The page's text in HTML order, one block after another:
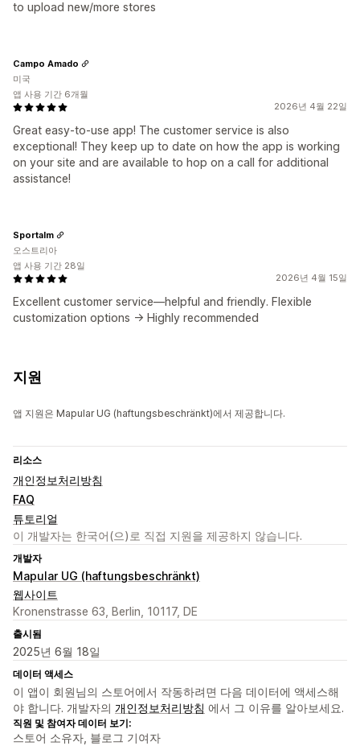
to upload new/more stores
2026년 4월 22일
Great easy-to-use app! The customer service is also
exceptional! They keep up to date on how the app is working
on your site and are available to hop on a call for additional
assistance!
Campo Amado
미국
앱 사용 기간 6개월
2026년 4월 15일
Excellent customer service—helpful and friendly. Flexible
customization options -> Highly recommended
Sportalm
오스트리아
앱 사용 기간 28일
지원
앱 지원은 Mapular UG (haftungsbeschränkt)에서 제공합니다.
리소스
개인정보처리방침
FAQ
튜토리얼
이 개발자는 한국어(으)로 직접 지원을 제공하지 않습니다.
개발자
Mapular UG (haftungsbeschränkt)
웹사이트
Kronenstrasse 63, Berlin, 10117, DE
출시됨
2025년 6월 18일
데이터 액세스
이 앱이 회원님의 스토어에서 작동하려면 다음 데이터에 액세스해
야 합니다. 개발자의 개인정보처리방침 에서 그 이유를 알아보세요.
직원 및 참여자 데이터 보기:
스토어 소유자, 블로그 기여자